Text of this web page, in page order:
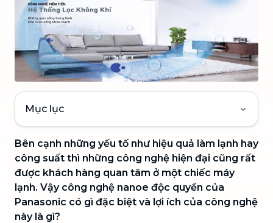
Mục lục
Bên cạnh những yếu tố như hiệu quả làm lạnh hay
công suất thì những công nghệ hiện đại cũng rất
được khách hàng quan tâm ở một chiếc máy
lạnh. Vậy công nghệ nanoe độc quyền của
Panasonic có gì đặc biệt và lợi ích của công nghệ
này là gì?